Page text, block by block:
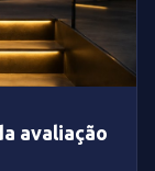
avaliação